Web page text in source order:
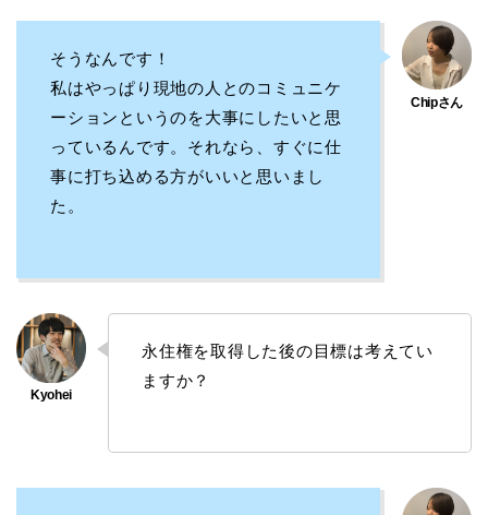
そうなんです！
私はやっぱり現地の人とのコミュニケ
ーションというのを大事にしたいと思
っているんです。それなら、すぐに仕
事に打ち込める方がいいと思いまし
た。
永住権を取得した後の目標は考えてい
ますか？